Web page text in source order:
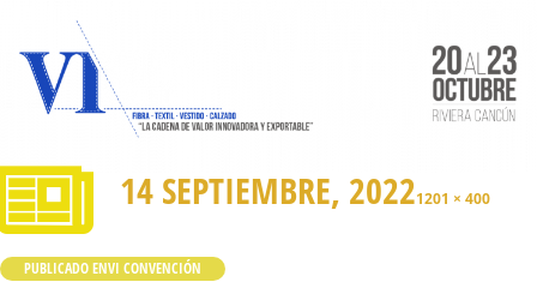
14 SEPTIEMBRE, 20221201 × 400
PUBLICADO ENVI CONVENCIÓN